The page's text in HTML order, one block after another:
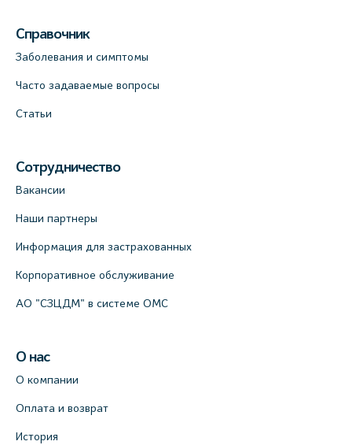
Справочник
Заболевания и симптомы
Часто задаваемые вопросы
Статьи
Сотрудничество
Вакансии
Наши партнеры
Информация для застрахованных
Корпоративное обслуживание
АО "СЗЦДМ" в системе ОМС
О нас
О компании
Оплата и возврат
История